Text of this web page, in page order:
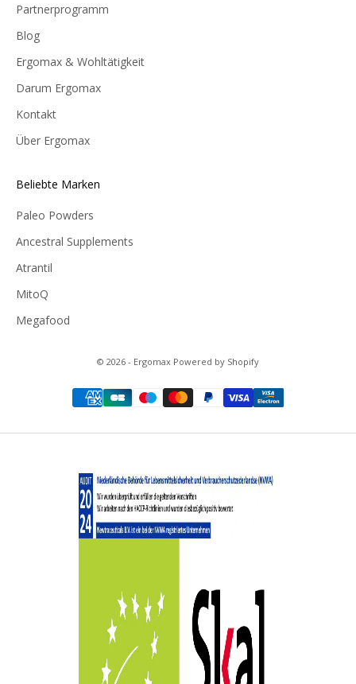
Partnerprogramm
Blog
Ergomax & Wohltätigkeit
Darum Ergomax
Kontakt
Über Ergomax
Beliebte Marken
Paleo Powders
Ancestral Supplements
Atrantil
MitoQ
Megafood
© 2026 - Ergomax Powered by Shopify